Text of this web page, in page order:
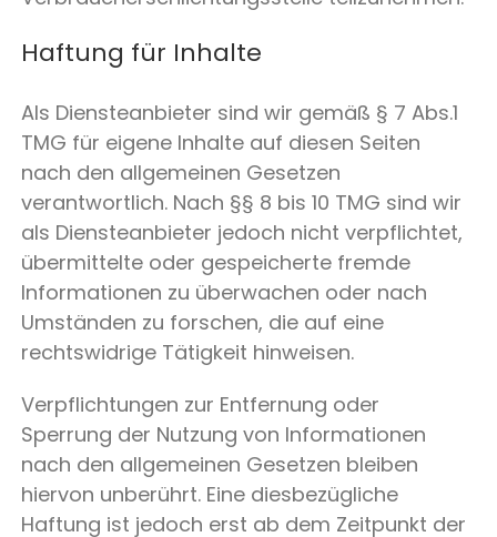
Haftung für Inhalte
Als Diensteanbieter sind wir gemäß § 7 Abs.1
TMG für eigene Inhalte auf diesen Seiten
nach den allgemeinen Gesetzen
verantwortlich. Nach §§ 8 bis 10 TMG sind wir
als Diensteanbieter jedoch nicht verpflichtet,
übermittelte oder gespeicherte fremde
Informationen zu überwachen oder nach
Umständen zu forschen, die auf eine
rechtswidrige Tätigkeit hinweisen.
Verpflichtungen zur Entfernung oder
Sperrung der Nutzung von Informationen
nach den allgemeinen Gesetzen bleiben
hiervon unberührt. Eine diesbezügliche
Haftung ist jedoch erst ab dem Zeitpunkt der